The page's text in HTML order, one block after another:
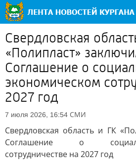
Свердловская
«Полипласт»
Соглашение о
экономическом
2027 год
7 июля 2026, 16:54 СМИ
Свердловская область и ГК
Соглашение о
сотрудничестве на 2027 год